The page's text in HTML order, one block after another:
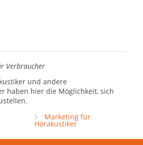
Verbraucher
und andere
haben hier die Möglichkeit, sich
Marketing für
Hörakustiker